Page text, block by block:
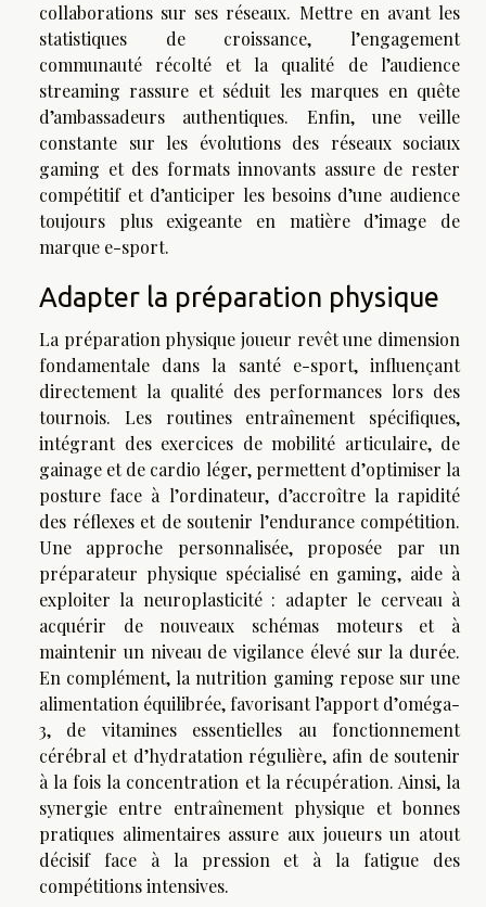
collaborations sur ses réseaux. Mettre en avant les
statistiques de croissance, l’engagement
communauté récolté et la qualité de l’audience
streaming rassure et séduit les marques en quête
d’ambassadeurs authentiques. Enfin, une veille
constante sur les évolutions des réseaux sociaux
gaming et des formats innovants assure de rester
compétitif et d’anticiper les besoins d’une audience
toujours plus exigeante en matière d’image de
marque e-sport.
Adapter la préparation physique
La préparation physique joueur revêt une dimension
fondamentale dans la santé e-sport, influençant
directement la qualité des performances lors des
tournois. Les routines entraînement spécifiques,
intégrant des exercices de mobilité articulaire, de
gainage et de cardio léger, permettent d’optimiser la
posture face à l’ordinateur, d’accroître la rapidité
des réflexes et de soutenir l’endurance compétition.
Une approche personnalisée, proposée par un
préparateur physique spécialisé en gaming, aide à
exploiter la neuroplasticité : adapter le cerveau à
acquérir de nouveaux schémas moteurs et à
maintenir un niveau de vigilance élevé sur la durée.
En complément, la nutrition gaming repose sur une
alimentation équilibrée, favorisant l’apport d’oméga-
3, de vitamines essentielles au fonctionnement
cérébral et d’hydratation régulière, afin de soutenir
à la fois la concentration et la récupération. Ainsi, la
synergie entre entraînement physique et bonnes
pratiques alimentaires assure aux joueurs un atout
décisif face à la pression et à la fatigue des
compétitions intensives.